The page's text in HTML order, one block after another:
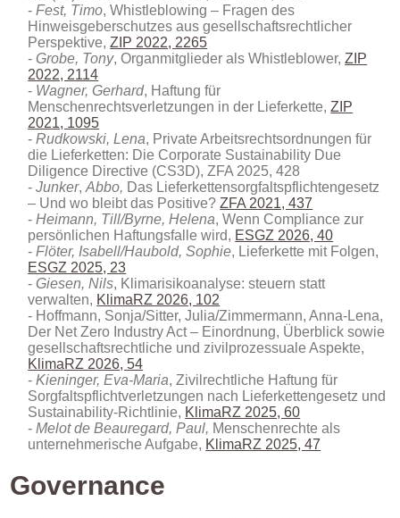
Fest, Timo, Whistleblowing – Fragen des
Hinweisgeberschutzes aus gesellschaftsrechtlicher
Perspektive,ZIP 2022, 2265
Grobe, Tony, Organmitglieder als Whistleblower,ZIP
2022, 2114
Wagner, Gerhard, Haftung für
Menschenrechtsverletzungen in der Lieferkette,ZIP
2021, 1095
Rudkowski, Lena, Private Arbeitsrechtsordnungen für
die Lieferketten: Die Corporate Sustainability Due
Diligence Directive (CS3D), ZFA 2025, 428
Junker,Abbo, Das Lieferkettensorgfaltspflichtengesetz
– Und wo bleibt das Positive?ZFA 2021, 437
Heimann, Till/Byrne, Helena, Wenn Compliance zur
persönlichen Haftungsfalle wird, ESGZ 2026, 40
Flöter, Isabell/Haubold, Sophie, Lieferkette mit Folgen,
ESGZ 2025, 23
Giesen, Nils, Klimarisikoanalyse: steuern statt
verwalten, KlimaRZ 2026, 102
Hoffmann, Sonja/Sitter, Julia/Zimmermann, Anna-Lena,
Der Net Zero Industry Act – Einordnung, Überblick sowie
gesellschaftsrechtliche und zivilprozessuale Aspekte,
KlimaRZ 2026, 54
Kieninger, Eva-Maria, Zivilrechtliche Haftung für
Sorgfaltspflichtverletzungen nach Lieferkettengesetz und
Sustainability-Richtlinie, KlimaRZ 2025, 60
Melot de Beauregard, Paul, Menschenrechte als
unternehmerische Aufgabe, KlimaRZ 2025, 47
Governance